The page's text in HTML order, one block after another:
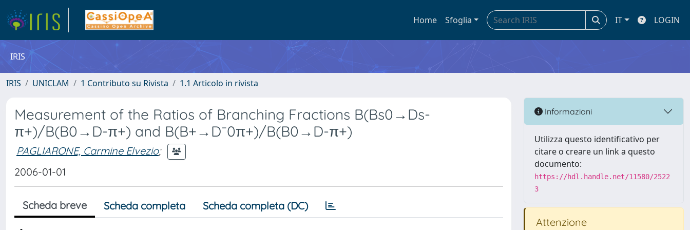
Home Sfoglia IT LOGIN
IRIS
IRIS UNICLAM 1 Contributo su Rivista 1.1 Articolo in rivista
Measurement of the Ratios of Branching Fractions B(Bs0→Ds-
π+)/B(B0→D-π+) and B(B+→D¯0π+)/B(B0→D-π+)
PAGLIARONE, Carmine Elvezio;
2006-01-01
Scheda breve Scheda completa Scheda completa (DC)
Informazioni
Utilizza questo identificativo per
citare o creare un link a questo
documento:
https://hdl.handle.net/11580/2522
3
Attenzione